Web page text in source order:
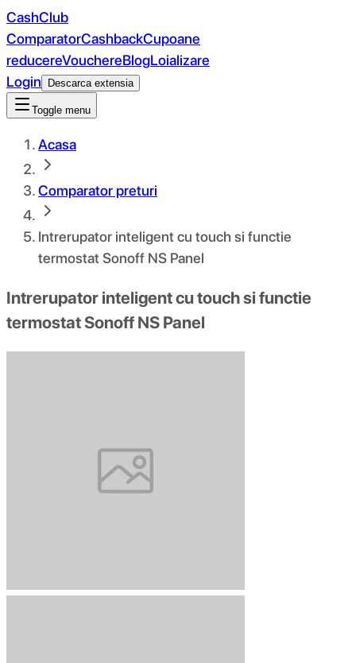
CashClub
ComparatorCashbackCupoane
reducereVouchereBlogLoializare
Login
Descarca extensia
Toggle menu
Acasa
Comparator preturi
Intrerupator inteligent cu touch si functie
termostat Sonoff NS Panel
Intrerupator inteligent cu touch si functie
termostat Sonoff NS Panel